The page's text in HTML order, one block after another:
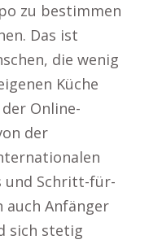
zu bestimmen
Das ist
die wenig
Küche
Online-
der
und Schritt-für-
Anfänger
sich stetig